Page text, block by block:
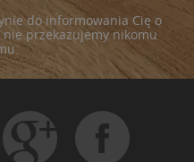
do informowania Cię o
przekazujemy nikomu